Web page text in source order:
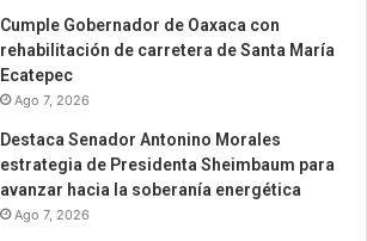
Cumple Gobernador de Oaxaca con
rehabilitación de carretera de Santa María
Ecatepec
Ago 7, 2026
Destaca Senador Antonino Morales
estrategia de Presidenta Sheimbaum para
avanzar hacia la soberanía energética
Ago 7, 2026